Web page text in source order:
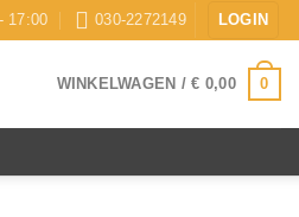
17:00 030-2272149 LOGIN
WINKELWAGEN /€ 0,00 0